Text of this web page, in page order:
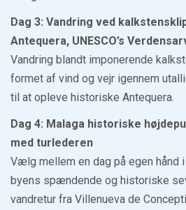
Dag 3: Vandring ved
Antequera, UNESCO’s
Vandring blandt imponerende
formet af vind og vejr igennem
til at opleve historiske Antequera.
Dag 4: Malaga historiske
med turlederen
Vælg mellem en dag på egen hånd
byens spændende og historiske
vandretur fra Villenueva de